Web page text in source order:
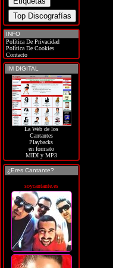
INFO
Política De Privacidad
Política De Cookies
Contacto
IM DIGITAL
La Web de los
Cantantes
Playbacks
en formato
MIDI y MP3
¿Eres Cantante?
soycantante.es